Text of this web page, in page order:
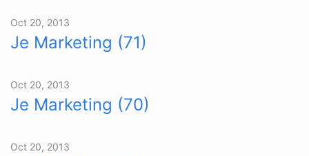
Oct 20, 2013
Je Marketing (71)
Oct 20, 2013
Je Marketing (70)
Oct 20, 2013